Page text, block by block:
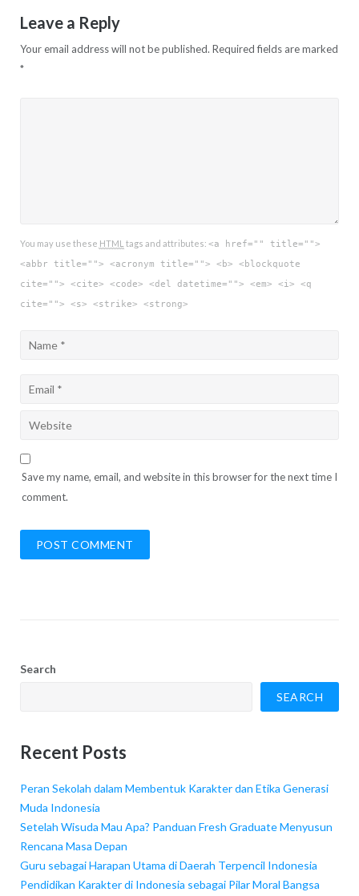
Leave a Reply
Your email address will not be published. Required fields are marked
*
You may use these HTML tags and attributes: <a href="" title="">
<abbr title=""> <acronym title=""> <b> <blockquote
cite=""> <cite> <code> <del datetime=""> <em> <i> <q
cite=""> <s> <strike> <strong>
Save my name, email, and website in this browser for the next time I
comment.
Search
SEARCH
Recent Posts
Peran Sekolah dalam Membentuk Karakter dan Etika Generasi
Muda Indonesia
Setelah Wisuda Mau Apa? Panduan Fresh Graduate Menyusun
Rencana Masa Depan
Guru sebagai Harapan Utama di Daerah Terpencil Indonesia
Pendidikan Karakter di Indonesia sebagai Pilar Moral Bangsa